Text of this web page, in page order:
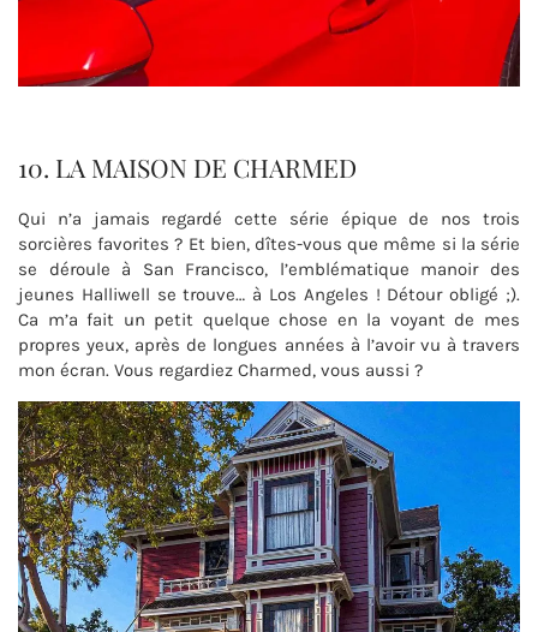
10. LA MAISON DE CHARMED
Qui n’a jamais regardé cette série épique de nos trois
sorcières favorites ? Et bien, dîtes-vous que même si la série
se déroule à San Francisco, l’emblématique manoir des
jeunes Halliwell se trouve… à Los Angeles ! Détour obligé ;).
Ca m’a fait un petit quelque chose en la voyant de mes
propres yeux, après de longues années à l’avoir vu à travers
mon écran. Vous regardiez Charmed, vous aussi ?